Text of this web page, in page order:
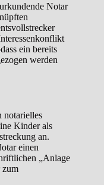
Notar
ein bereits
werden
notarielles
Kinder als
an.
einen
„Anlage
zum